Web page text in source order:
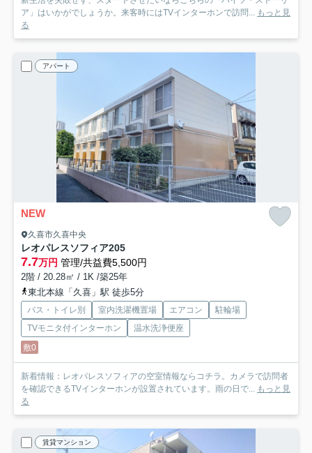
ア」はいかがでしょうか。来客時にはTVインターホンで訪問... もっと見
る
アパート
NEW
久喜市久喜中央
レオパレスソフィア205
7.7万円 管理/共益費5,500円
2階 / 20.28㎡ / 1K /築25年
東北本線「久喜」駅 徒歩5分
バス・トイレ別 室内洗濯機置場 エアコン
駐輪場
TVモニタ付インターホン
温水洗浄便座
敷0
新着情報：レオパレスソフィアの空室情報ならコチラ。カメラで訪問者
を確認できるTVインターホンが設置されています。雨の日で... もっと見
る
賃貸マンション